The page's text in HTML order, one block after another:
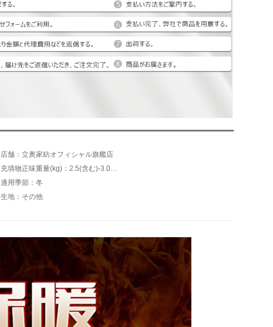
店舗：立奥家紡オフィシャル旗艦店
充填物正味重量(kg)：2.5(含む)-3.0(含まない)kg
適用季節：冬
生地：その他